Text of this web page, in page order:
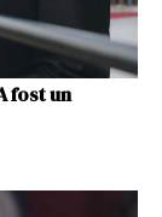
fost un